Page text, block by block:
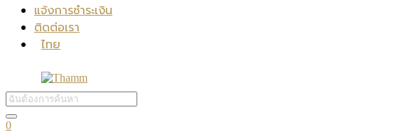
แจ้งการชำระเงิน
ติดต่อเรา
ไทย
0